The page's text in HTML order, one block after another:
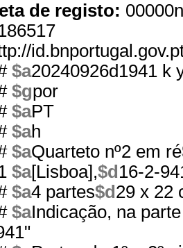
de registo:
$a20240926d1941 k
$gpor
$aPT
$ah
$aQuarteto nº2 em ré
$a[Lisboa],$d 16-2-
$a4 partes$d 29 x 22
$aIndicação, na